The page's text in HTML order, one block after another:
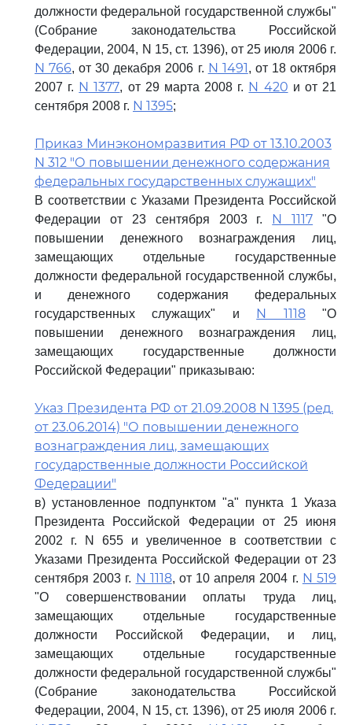
должности федеральной государственной службы"
(Собрание законодательства Российской
Федерации, 2004, N 15, ст. 1396), от 25 июля 2006 г.
N 766, от 30 декабря 2006 г. N 1491, от 18 октября
2007 г. N 1377, от 29 марта 2008 г. N 420 и от 21
сентября 2008 г. N 1395;
Приказ Минэкономразвития РФ от 13.10.2003
N 312 "О повышении денежного содержания
федеральных государственных служащих"
В соответствии с Указами Президента Российской
Федерации от 23 сентября 2003 г. N 1117 "О
повышении денежного вознаграждения лиц,
замещающих отдельные государственные
должности федеральной государственной службы,
и денежного содержания федеральных
государственных служащих" и N 1118"О
повышении денежного вознаграждения лиц,
замещающих государственные должности
Российской Федерации" приказываю:
Указ Президента РФ от 21.09.2008 N 1395 (ред.
от 23.06.2014) "О повышении денежного
вознаграждения лиц, замещающих
государственные должности Российской
Федерации"
в) установленное подпунктом "а" пункта 1 Указа
Президента Российской Федерации от 25 июня
2002 г. N 655 и увеличенное в соответствии с
Указами Президента Российской Федерации от 23
сентября 2003 г. N 1118, от 10 апреля 2004 г. N 519
"О совершенствовании оплаты труда лиц,
замещающих отдельные государственные
должности Российской Федерации, и лиц,
замещающих отдельные государственные
должности федеральной государственной службы"
(Собрание законодательства Российской
Федерации, 2004, N 15, ст. 1396), от 25 июля 2006 г.